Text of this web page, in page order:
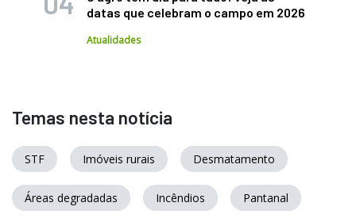
datas que celebram o campo em 2026
Atualidades
Temas nesta notícia
STF Imóveis rurais Desmatamento
Áreas degradadas Incêndios Pantanal